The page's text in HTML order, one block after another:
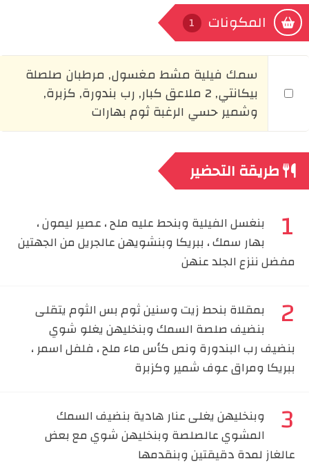
المكونات 1
سمك فيلية مشط مغسول, مرطبان صلصلة
بيكانتي, 2 ملاعق كبار, رب بندورة, كزبرة,
وشمير حسي الرغبة ثوم بهارات
طريقة التحضير
بنغسل الفيلية وبنحط عليه ملح ، عصير ليمون ،
بهار سمك ، ببريكا وبنشويهن عالجريل من الجهتين
مفضل ننزع الجلد عنهن
بمقلاة بنحط زيت وسنين ثوم بس الثوم يتقلى
بنضيف صلصة السمك وبنخليهن يغلو شوي
بنضيف رب البندورة ونص كأس ماء ملح ، فلفل اسمر ،
ببريكا ومراق عوف شمير وكزبرة
وبنخليهن يغلى عنار هادية بنضيف السمك
المشوي عالصلصة وبنخليهن شوي مع بعض
عالغاز لمدة دقيقتين وبنقدمها